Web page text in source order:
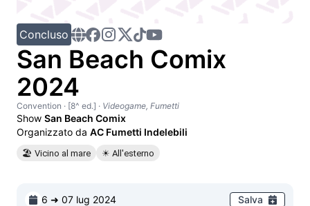
Concluso
San Beach Comix
2024
Convention · [8^ ed.] · Videogame, Fumetti
Show San Beach Comix
Organizzato da AC Fumetti Indelebili
🏖 Vicino al mare ☀ All'esterno
6 ➜ 07 lug 2024
Salva